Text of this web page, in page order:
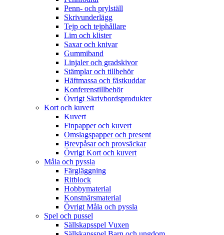
Penn- och prylställ
Skrivunderlägg
Tejp och tejphållare
Lim och klister
Saxar och knivar
Gummiband
Linjaler och gradskivor
Stämplar och tillbehör
Häftmassa och fästkuddar
Konferenstillbehör
Övrigt Skrivbordsprodukter
Kort och kuvert
Kuvert
Finpapper och kuvert
Omslagspapper och present
Brevpåsar och provsäckar
Övrigt Kort och kuvert
Måla och pyssla
Färgläggning
Ritblock
Hobbymaterial
Konstnärsmaterial
Övrigt Måla och pyssla
Spel och pussel
Sällskapsspel Vuxen